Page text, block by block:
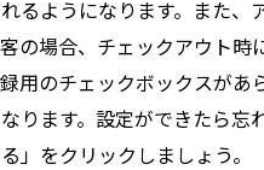
るようになります。また、
の場合、チェックアウト時
用のチェックボックスがあ
ります。設定ができたら忘
」をクリックしましょう。